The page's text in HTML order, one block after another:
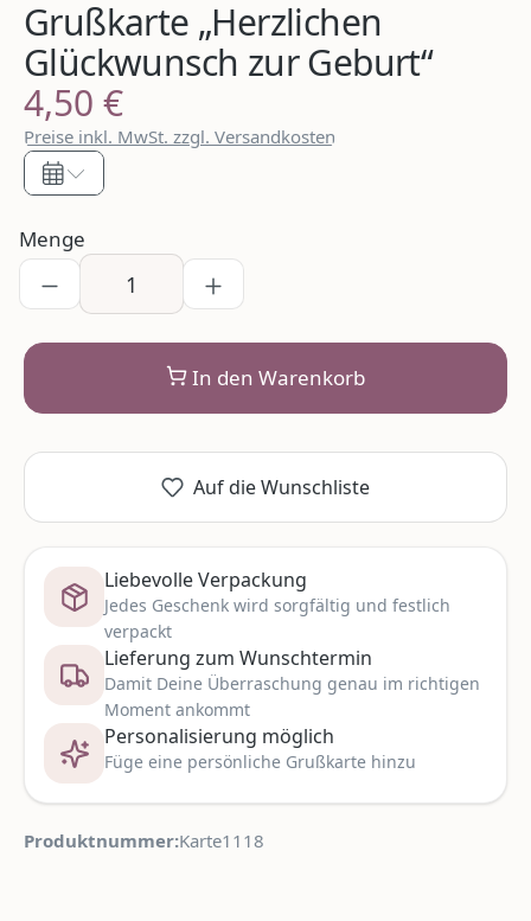
Grußkarte „Herzlichen
Glückwunsch zur Geburt“
Regulärer Preis:
4,50 €
Preise inkl. MwSt. zzgl. Versandkosten
Menge
In den Warenkorb
Auf die Wunschliste
Liebevolle Verpackung
Jedes Geschenk wird sorgfältig und festlich
verpackt
Lieferung zum Wunschtermin
Damit Deine Überraschung genau im richtigen
Moment ankommt
Personalisierung möglich
Füge eine persönliche Grußkarte hinzu
Produktnummer:Karte1118